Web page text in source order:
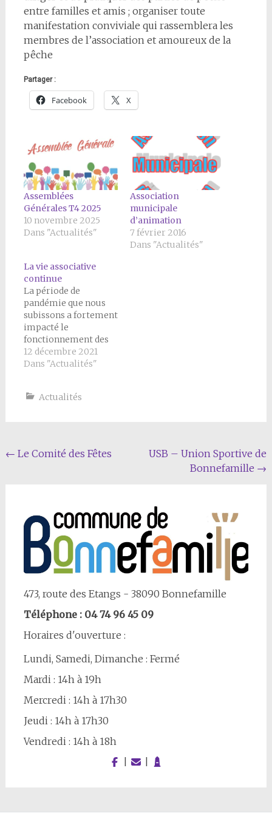
entre familles et amis ; organiser toute
manifestation conviviale qui rassemblera les
membres de l’association et amoureux de la
pêche
Partager :
Facebook X
Assemblées
Générales T4 2025
10 novembre 2025
Dans "Actualités"
Association
municipale
d’animation
7 février 2016
Dans "Actualités"
La vie associative
continue
La période de
pandémie que nous
subissons a fortement
impacté le
fonctionnement des
associations
communales. Toutes
applications des
des associations
suivantes que nous ne
village. N’hésitez pas.
12 décembre 2021
Dans "Actualités"
Actualités
Navigation
← Le Comité des Fêtes
USB – Union Sportive de
Bonnefamille →
473, route des Etangs - 38090 Bonnefamille
Téléphone : 04 74 96 45 09
Horaires d'ouverture :
Lundi, Samedi, Dimanche : Fermé
Mardi : 14h à 19h
Mercredi : 14h à 17h30
Jeudi : 14h à 17h30
Vendredi : 14h à 18h